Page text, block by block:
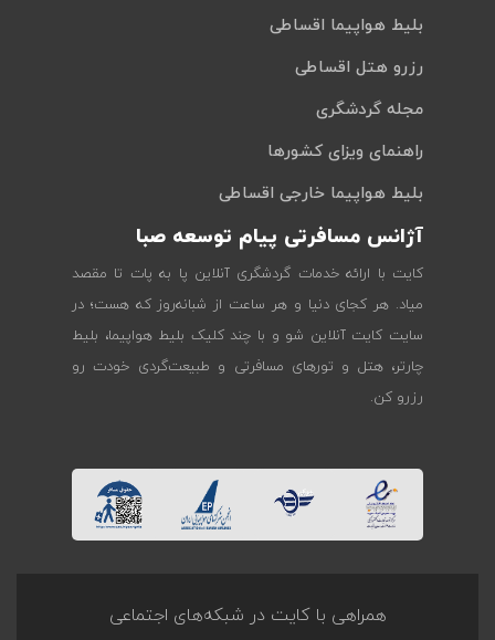
بلیط هواپیما اقساطی
رزرو هتل اقساطی
مجله گردشگری
راهنمای ویزای کشورها
بلیط هواپیما خارجی اقساطی
آژانس مسافرتی پیام توسعه صبا
کایت با ارائه خدمات گردشگری آنلاین پا به پات تا مقصد
میاد. هر کجای دنیا و هر ساعت از شبانه‌روز که هست؛ در
سایت کایت آنلاین شو و با چند کلیک بلیط هواپیما، بلیط
چارتر، هتل و تورهای مسافرتی و طبیعت‌گردی خودت رو
رزرو کن.
همراهی با کایت در شبکه‌های اجتماعی